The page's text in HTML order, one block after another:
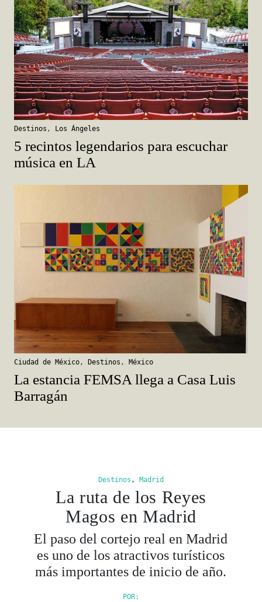
Destinos , Los Ángeles
5 recintos legendarios para escuchar
música en LA
Ciudad de México, Destinos , México
La estancia FEMSA llega a Casa Luis
Barragán
Destinos , Madrid
La ruta de los Reyes
Magos en Madrid
El paso del cortejo real en Madrid
es uno de los atractivos turísticos
más importantes de inicio de año.
POR: